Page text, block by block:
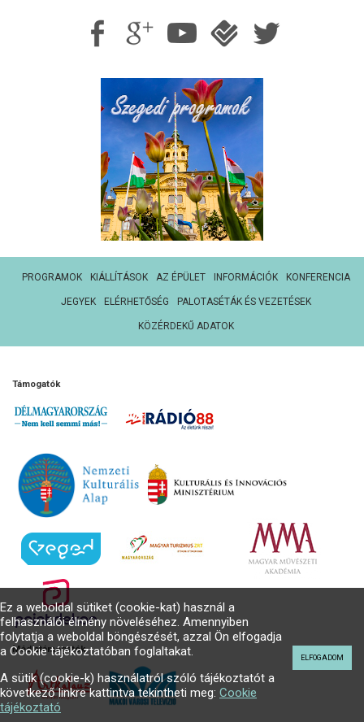
PROGRAMOK KIÁLLÍTÁSOK AZ ÉPÜLET INFORMÁCIÓK KONFERENCIA
JEGYEK ELÉRHETŐSÉG PALOTASÉTÁK ÉS VEZETÉSEK
KÖZÉRDEKŰ ADATOK
Támogatók
Médiatámogatók
Ez a weboldal sütiket (cookie-kat) használ a
felhasználói élmény növeléséhez. Amennyiben
folytatja a weboldal böngészését, azzal Ön elfogadja
a Cookie tájékoztatóban foglaltakat.
A sütik (cookie-k) használatról szóló tájékoztatót a
következő linkre kattintva tekintheti meg: Cookie
tájékoztató
ELFOGADOM